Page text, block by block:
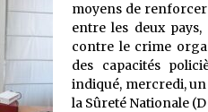
moyens de
entre les deux
contre le crime
des capacités
indiqué, mercredi,
la Sûreté Nationale